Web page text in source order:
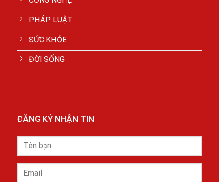
PHÁP LUẬT
SỨC KHỎE
ĐỜI SỐNG
ĐĂNG KÝ NHẬN TIN